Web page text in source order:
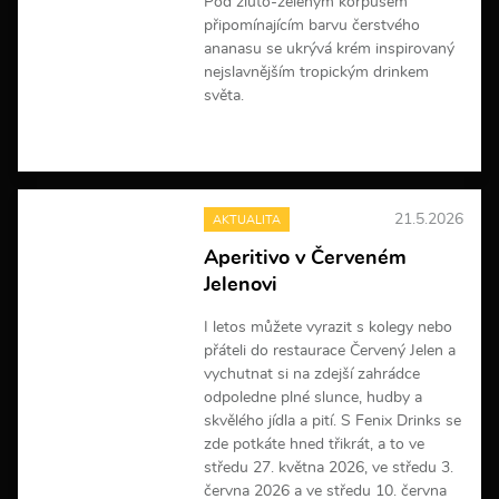
připomínajícím barvu čerstvého
ananasu se ukrývá krém inspirovaný
nejslavnějším tropickým drinkem
světa.
e
i
f
o
m
a
í
AKTUALITA 21.5.2026
Aperitivo v Červeném
Jelenovi
I letos můžete vyrazit s kolegy nebo
přáteli do restaurace Červený Jelen a
vychutnat si na zdejší zahrádce
odpoledne plné slunce, hudby a
skvělého jídla a pití. S Fenix Drinks se
zde potkáte hned třikrát, a to ve
středu 27. května 2026, ve středu 3.
června 2026 a ve středu 10. června